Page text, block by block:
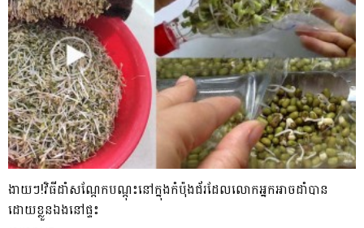
ងាយៗ!វិធីដាំសណ្តែកបណ្តុះនៅក្នុងកំប៉ុងជ័រដែលលោកអ្នកអាចដាំបាន
ដោយខ្លួនឯងនៅផ្ទះ